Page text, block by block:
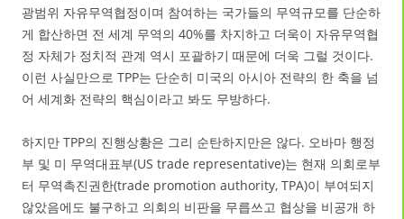
광범위 자유무역협정이며 참여하는 국가들의 무역규모를 단순하
게 합산하면 전 세계 무역의 40%를 차지하고 더욱이 자유무역협
정 자체가 정치적 관계 역시 포괄하기 때문에 더욱 그럴 것이다.
이런 사실만으로 TPP는 단순히 미국의 아시아 전략의 한 축을 넘
어 세계화 전략의 핵심이라고 봐도 무방하다.
하지만 TPP의 진행상황은 그리 순탄하지만은 않다. 오바마 행정
부 및 미 무역대표부(US trade representative)는 현재 의회로부
터 무역촉진권한(trade promotion authority, TPA)이 부여되지
않았음에도 불구하고 의회의 비판을 무릅쓰고 협상을 비공개 하